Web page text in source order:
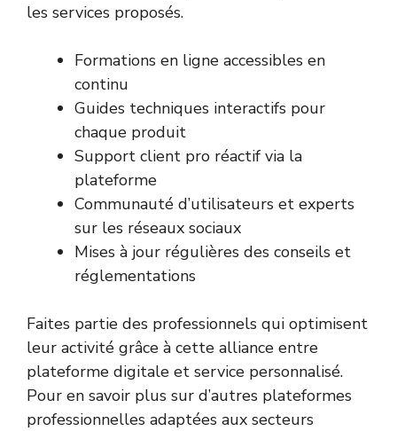
les services proposés.
Formations en ligne accessibles en
continu
Guides techniques interactifs pour
chaque produit
Support client pro réactif via la
plateforme
Communauté d’utilisateurs et experts
sur les réseaux sociaux
Mises à jour régulières des conseils et
réglementations
Faites partie des professionnels qui optimisent
leur activité grâce à cette alliance entre
plateforme digitale et service personnalisé.
Pour en savoir plus sur d’autres plateformes
professionnelles adaptées aux secteurs